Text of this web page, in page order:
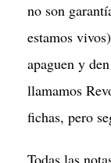
no son
estamos
apaguen y
llamamos
fichas, pero
Todas las